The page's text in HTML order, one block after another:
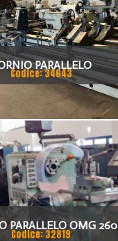
PARALLELO
Codice: 34643
PARALLELO OMG 260
Codice: 32819